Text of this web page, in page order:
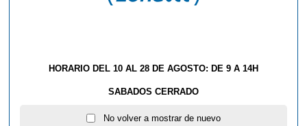
2.1, 2.3
HORARIO DEL 10 AL 28 DE AGOSTO: DE 9 A 14H
SABADOS CERRADO
No volver a mostrar de nuevo